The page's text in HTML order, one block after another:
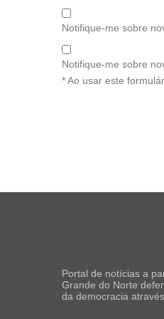
Notifique-me sobre
Notifique-me sobre
* Ao usar este
Portal de notícias a
Grande do Norte
da democracia